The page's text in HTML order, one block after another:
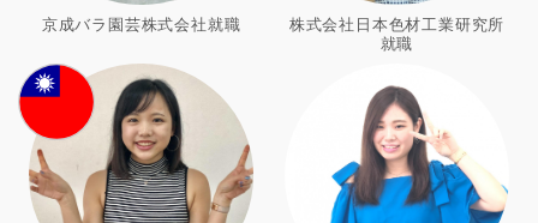
京成バラ園芸株式会社就職
株式会社日本色材工業研究所
就職